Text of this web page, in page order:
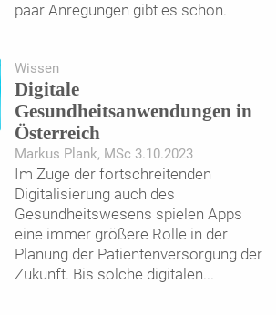
paar Anregungen gibt es schon.
Wissen
Digitale
Gesundheitsanwendungen in
Österreich
Markus Plank, MSc 3.10.2023
Im Zuge der fortschreitenden
Digitalisierung auch des
Gesundheitswesens spielen Apps
eine immer größere Rolle in der
Planung der Patientenversorgung der
Zukunft. Bis solche digitalen...